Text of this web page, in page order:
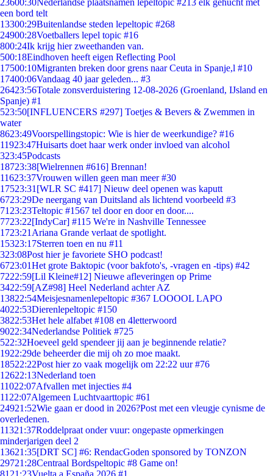
23600:30Nederlandse plaatsnamen lepeltopic #213 elk gehucht met
een bord telt
13300:29Buitenlandse steden lepeltopic #268
24900:28Voetballers lepel topic #16
800:24Ik krijg hier zweethanden van.
500:18Eindhoven heeft eigen Reflecting Pool
17500:10Migranten breken door grens naar Ceuta in Spanje,l #10
17400:06Vandaag 40 jaar geleden... #3
26423:56Totale zonsverduistering 12-08-2026 (Groenland, IJsland en
Spanje) #1
523:50[INFLUENCERS #297] Toetjes & Bevers & Zwemmen in
water
8623:49Voorspellingstopic: Wie is hier de weerkundige? #16
11923:47Huisarts doet haar werk onder invloed van alcohol
323:45Podcasts
18723:38[Wielrennen #616] Brennan!
11623:37Vrouwen willen geen man meer #30
17523:31 [WLR SC #417] Nieuw deel openen was kaputt
6723:29De neergang van Duitsland als lichtend voorbeeld #3
71 23:23Teltopic #1567 tel door en door en door....
7723:22[IndyCar] #115 We're in Nashville Tennessee
1723:21 Ariana Grande verlaat de spotlight.
15323:17Sterren toen en nu #11
323:08Post hier je favoriete SHO podcast!
6723:01Het grote Baktopic (voor bakfoto's, -vragen en -tips) #42
7222:59[Lil Kleine#12] Nieuwe afleveringen op Prime
3422:59[AZ#98] Heel Nederland achter AZ
13822:54Meisjesnamenlepeltopic #367 LOOOOL LAPO
4022:53Dierenlepeltopic #150
3822:53Het hele alfabet #108 en 4letterwoord
9022:34Nederlandse Politiek #725
522:32Hoeveel geld spendeer jij aan je beginnende relatie?
1922:29de beheerder die mij oh zo moe maakt.
18522:22Post hier zo vaak mogelijk om 22:22 uur #76
12622:13Nederland toen
11022:07Afvallen met injecties #4
11 22:07Algemeen Luchtvaarttopic #61
24921:52Wie gaan er dood in 2026?Post met een vleugje cynisme de
overledenen.
11321:37Roddelpraat onder vuur: ongepaste opmerkingen
minderjarigen deel 2
13621:35[DRT SC] #6: RendacGoden sponsored by TONZON
29721:28Centraal Bordspeltopic #8 Game on!
81 21:23Vuelta a España 2026 #1